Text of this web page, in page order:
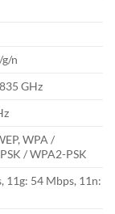
n
GHz
WPA /
/ WPA2-PSK
11g: 54 Mbps, 11n: